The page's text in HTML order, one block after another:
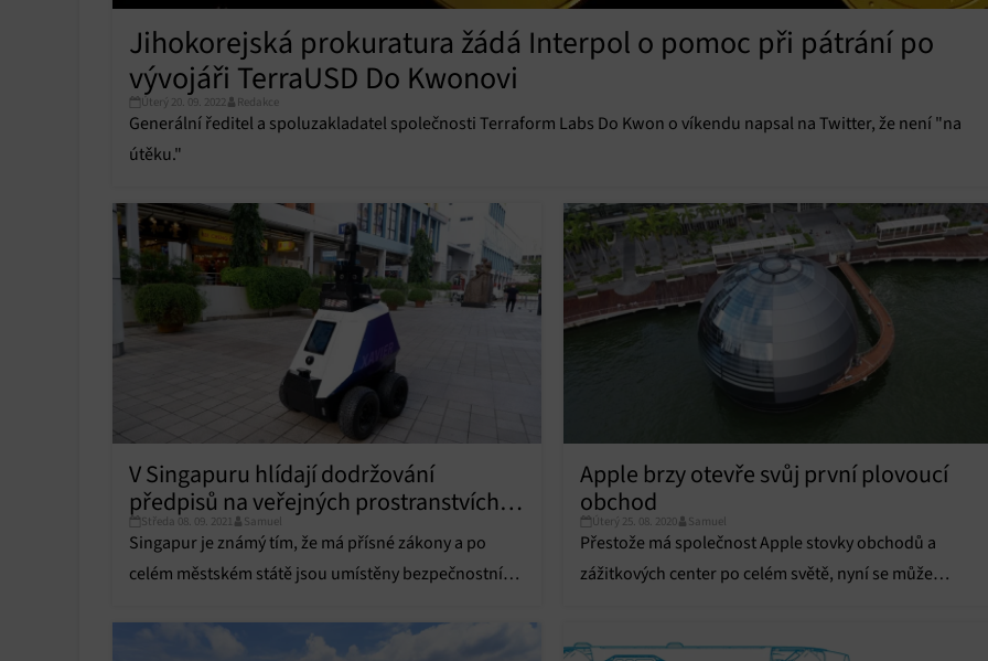
Jihokorejská prokuratura žádá Interpol o pomoc při pátrání po
vývojáři TerraUSD Do Kwonovi
Úterý 20. 09. 2022 Redakce
Generální ředitel a spoluzakladatel společnosti Terraform Labs Do Kwon o víkendu napsal na Twitter, že není "na
útěku."
V Singapuru hlídají dodržování
předpisů na veřejných prostranstvích
roboti, brání shlukování lidí i špatnému
parkování
Středa 08. 09. 2021 Samuel
Singapur je známý tím, že má přísné zákony a po
celém městském státě jsou umístěny bezpečnostní
Apple brzy otevře svůj první plovoucí
obchod
Úterý 25. 08. 2020 Samuel
Přestože má společnost Apple stovky obchodů a
zážitkových center po celém světě, nyní se může